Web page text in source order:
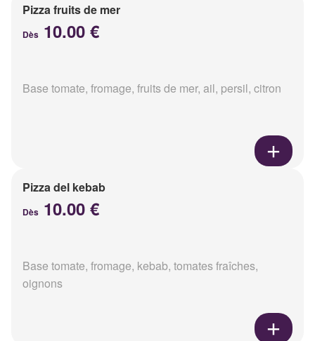
Pizza fruits de mer
Dès 10.00 €
Base tomate, fromage, fruits de mer, ail, persil, citron
Pizza del kebab
Dès 10.00 €
Base tomate, fromage, kebab, tomates fraîches,
oignons